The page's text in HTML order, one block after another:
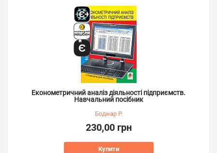
Економетричний аналіз діяльності підприємств.
Навчальний посібник
Боднар Р.
230,00 грн
Купити